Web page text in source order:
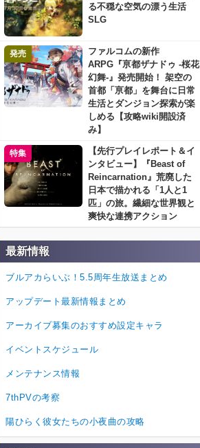
る不穏な空気の漂う生活
SLG
発売
ファルコムの新作
ARPG『亰都ザナドゥ -桜花
幻舞-』発売開始！ 架空の
首都「亰都」を舞台に日常
生活とダンジョン探索が楽
しめる【攻略wiki開設済
み】
特集
【先行プレイレポート＆イ
ンタビュー】『Beast of
Reincarnation』荒廃した
日本で描かれる「1人と1
匹」の旅。繊細な世界観と
爽快な連携アクション
最新情報
ブルアカらいぶ！5.5周年生放送まとめ
アップデート最新情報まとめ
アーカイブ募集のおすすめ設定キャラ
イベントスケジュール
メンテナンス情報
7thPVの考察
陽ひらく彼女たちの小夜曲の攻略